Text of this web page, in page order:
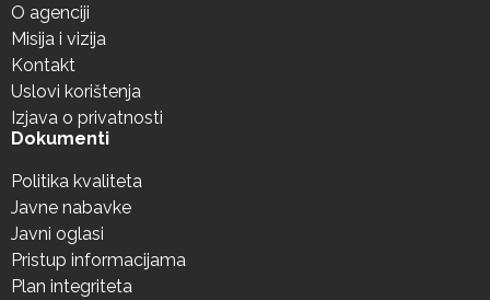
O agenciji
Misija i vizija
Kontakt
Uslovi korištenja
Izjava o privatnosti
Dokumenti
Politika kvaliteta
Javne nabavke
Javni oglasi
Pristup informacijama
Plan integriteta